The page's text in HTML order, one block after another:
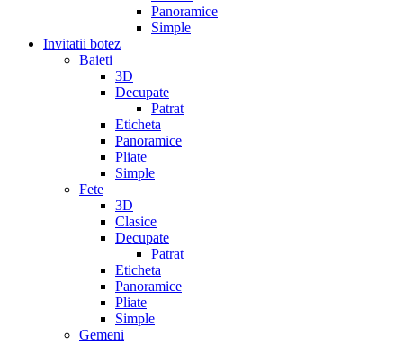
Panoramice
Simple
Invitatii botez
Baieti
3D
Decupate
Patrat
Eticheta
Panoramice
Pliate
Simple
Fete
3D
Clasice
Decupate
Patrat
Eticheta
Panoramice
Pliate
Simple
Gemeni